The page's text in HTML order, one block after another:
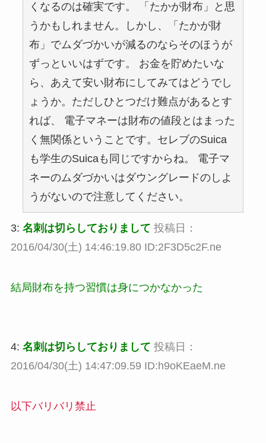
くなるのは確実です。 「たかが財布」と思
うかもしれません。しかし、「たかが財
布」でムダづかいが減るのならそのほうが
ずっといいはずです。 お金を貯めたいな
ら、あえて安い財布にしてみてはどうでし
ょうか。ただしひとつだけ難点があるとす
れば、 電子マネーは財布の値段とはまった
く無関係ということです。セレブのSuica
も学生のSuicaも同じですからね。 電子マ
ネーのムダづかいはダウングレードのしよ
うがないので注意してください。
3: 名刺は切らしておりまして 投稿日：
2016/04/30(土) 14:46:19.80 ID:2F3D5c2F.ne
結局財布を持つ習慣は身につかなかった
4: 名刺は切らしておりまして 投稿日：
2016/04/30(土) 14:47:09.59 ID:h9oKEaeM.ne
以下バリバリ禁止